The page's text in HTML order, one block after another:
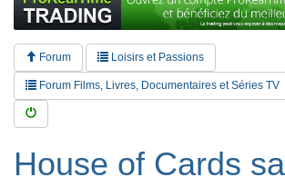
Forum Loisirs et Passions
Forum Films, Livres, Documentaires et Séries TV
House of Cards